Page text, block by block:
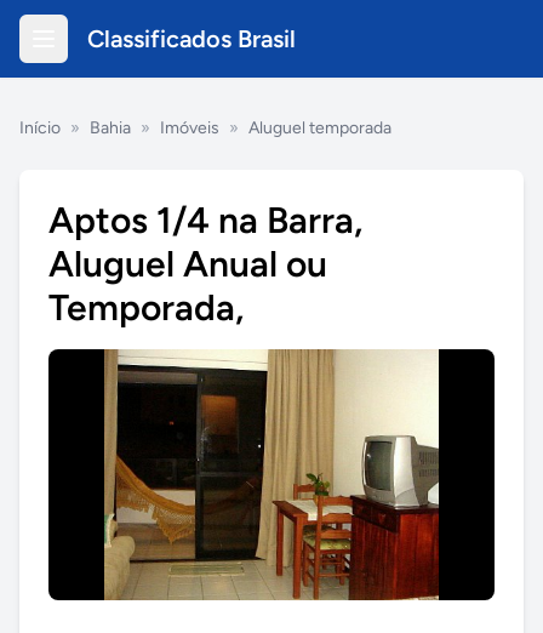
Classificados Brasil
Início » Bahia » Imóveis » Aluguel temporada
Aptos 1/4 na Barra,
Aluguel Anual ou
Temporada,